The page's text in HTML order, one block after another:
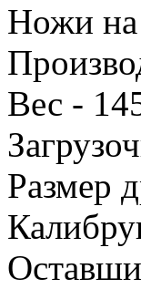
Ножи на
Вес -
Размер